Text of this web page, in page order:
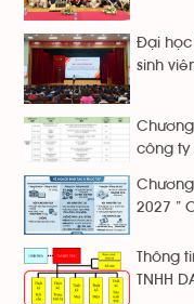
Đại học
sinh
công ty
2027 ”
Thông
TNHH